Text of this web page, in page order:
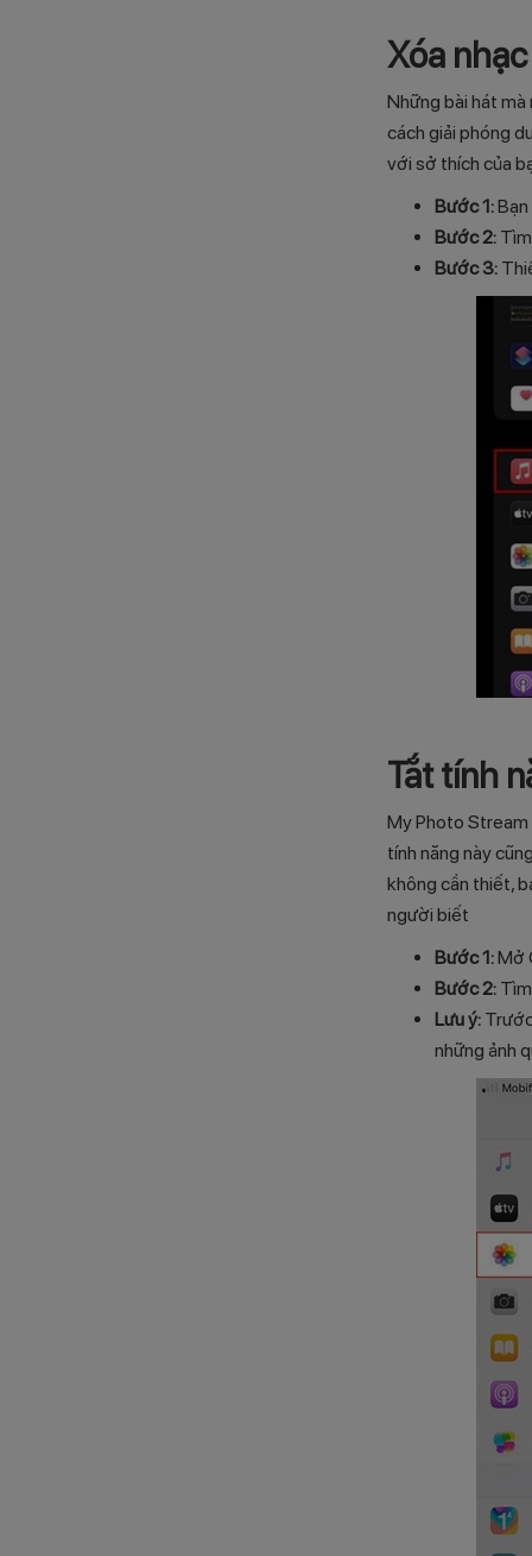
Xóa
Những bài hát
cách giải phóng
với sở thích của
Bước 1:
Bước 2:
Bước 3:
Tắt tính
My Photo Stream
tính năng này
không cần thiết,
người biết
Bước 1:Mở
Bước 2:
Lưu ý:
những ảnh